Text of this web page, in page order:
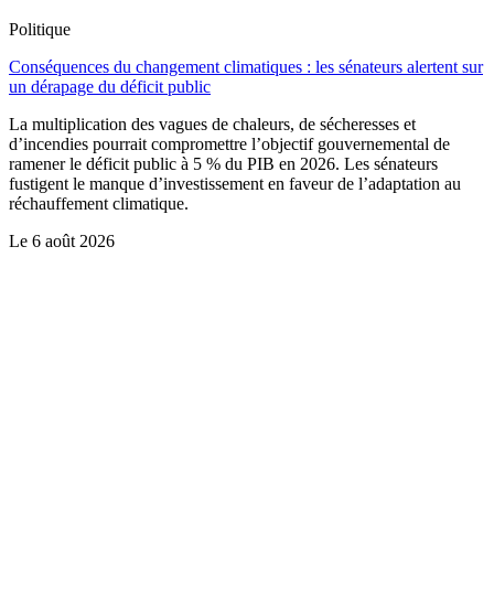
Politique
Conséquences du changement climatiques : les sénateurs alertent sur
un dérapage du déficit public
La multiplication des vagues de chaleurs, de sécheresses et
d’incendies pourrait compromettre l’objectif gouvernemental de
ramener le déficit public à 5 % du PIB en 2026. Les sénateurs
fustigent le manque d’investissement en faveur de l’adaptation au
réchauffement climatique.
Le 6 août 2026